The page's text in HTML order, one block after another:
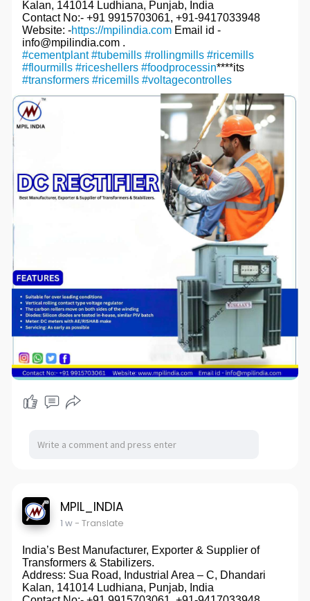
Kalan, 141014 Ludhiana, Punjab, India
Contact No:- +91 9915703061, +91-9417033948
Website: -https://mpilindia.comEmail id -
info@mpilindia.com .
#cementplant #tubemills #rollingmills #ricemills
#flourmills #riceshellers #foodprocessin****its
#transformers #ricemills #voltagecontrolles
MPIL_INDIA
1 w- Translate
India’s Best Manufacturer, Exporter & Supplier of
Transformers & Stabilizers.
Address: Sua Road, Industrial Area – C, Dhandari
Kalan, 141014 Ludhiana, Punjab, India